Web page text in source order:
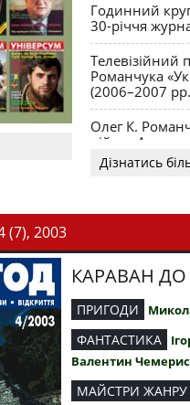
Годинний
30-річчя
Телевізійний
Романчука
(2006–2007
Олег К.
війни. Акценти
Дізнатись
2003
КАРАВАН ДО
ПРИГОДИ
ФАНТАСТИКА
Валентин Чемерис
МАЙСТРИ ЖАНРУ